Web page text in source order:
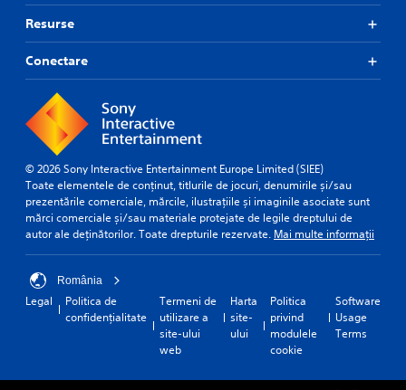
Resurse
Conectare
© 2026 Sony Interactive Entertainment Europe Limited (SIEE)
Toate elementele de conținut, titlurile de jocuri, denumirile și/sau
prezentările comerciale, mărcile, ilustrațiile și imaginile asociate sunt
mărci comerciale și/sau materiale protejate de legile dreptului de
autor ale deținătorilor. Toate drepturile rezervate. Mai multe informații
România
Legal
Politica de
confidențialitate
Termeni de
utilizare a
site-ului
web
Harta
site-
ului
Politica
privind
modulele
cookie
Software
Usage
Terms